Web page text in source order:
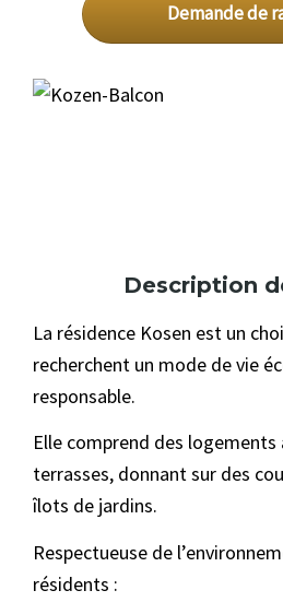
Demande de
Description
La résidence Kosen est un
recherchent un mode de vie
responsable.
Elle comprend des logements
terrasses, donnant sur des
îlots de jardins.
Respectueuse de
résidents :